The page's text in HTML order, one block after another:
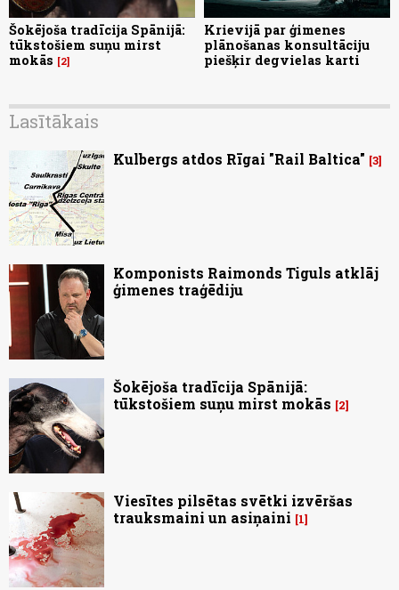
Šokējoša tradīcija Spānijā:
tūkstošiem suņu mirst
mokās
2
Krievijā par ģimenes
plānošanas konsultāciju
piešķir degvielas karti
Lasītākais
Kulbergs atdos Rīgai "Rail Baltica" 3
Komponists Raimonds Tiguls atklāj
ģimenes traģēdiju
Šokējoša tradīcija Spānijā:
tūkstošiem suņu mirst mokās
2
Viesītes pilsētas svētki izvēršas
trauksmaini un asiņaini
1